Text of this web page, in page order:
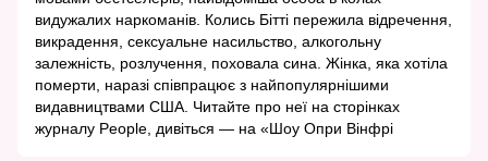
видужалих наркоманів. Колись Бітті пережила відречення,
викрадення, сексуальне насильство, алкогольну
залежність, розлучення, поховала сина. Жінка, яка хотіла
померти, наразі співпрацює з найпопулярнішими
видавництвами США. Читайте про неї на сторінках
журналу People, дивіться — на «Шоу Опри Вінфрі